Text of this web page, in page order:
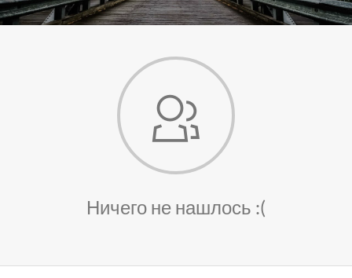
Ничего не нашлось :(